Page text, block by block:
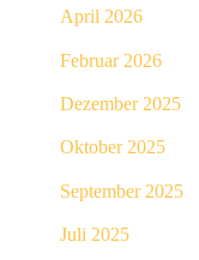
April 2026
Februar 2026
Dezember 2025
Oktober 2025
September 2025
Juli 2025